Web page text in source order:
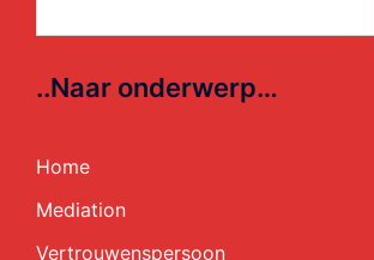
..Naar onderwerp…
Home
Mediation
Vertrouwenspersoon